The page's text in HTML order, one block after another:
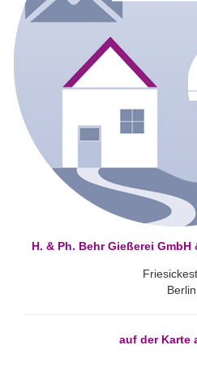
H. & Ph. Behr Gießerei
Berlin
auf der Karte